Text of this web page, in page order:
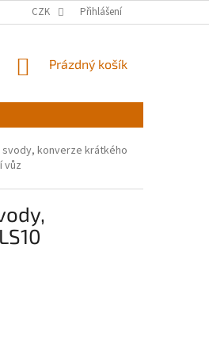
CZK Přihlášení
NÁKUPNÍ
Prázdný košík
konverze krátkého
vůz